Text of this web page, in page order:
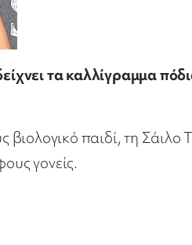
τα καλλίγραμμα
παιδί, τη Σάιλο
γονείς.